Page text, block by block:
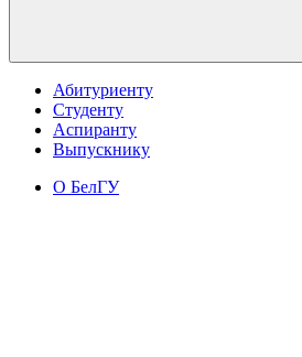
Абитуриенту
Студенту
Аспиранту
Выпускнику
О БелГУ